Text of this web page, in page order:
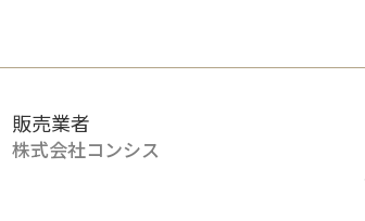
販売業者
株式会社コンシス